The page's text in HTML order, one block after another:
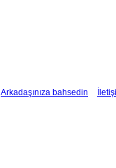
Arkadaşınıza bahsedin